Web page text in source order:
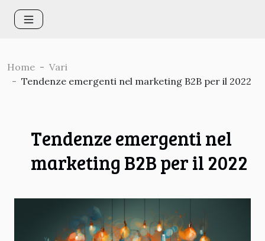
Home
Vari
Tendenze emergenti nel marketing B2B per il 2022
Tendenze emergenti nel
marketing B2B per il 2022